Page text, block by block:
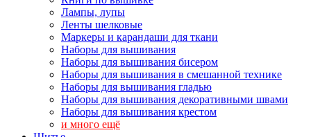
Лампы, лупы
Ленты шелковые
Маркеры и карандаши для ткани
Наборы для вышивания
Наборы для вышивания бисером
Наборы для вышивания в смешанной технике
Наборы для вышивания гладью
Наборы для вышивания декоративными швами
Наборы для вышивания крестом
и много ещё